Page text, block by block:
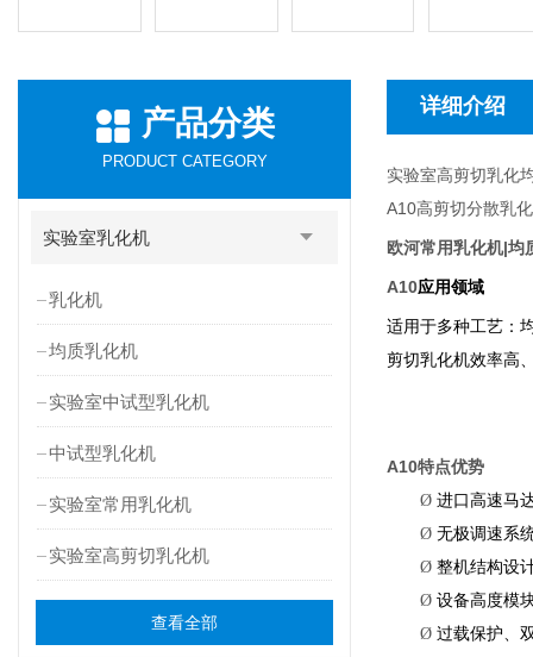
产品分类
PRODUCT CATEGORY
实验室乳化机
乳化机
均质乳化机
实验室中试型乳化机
中试型乳化机
实验室常用乳化机
实验室高剪切乳化机
查看全部
详细介绍
实验室高剪切乳化
A10高剪切分散乳
欧河常用乳化机|均
A10应用领域
适用于多种工艺：
剪切乳化机效率高
A10特点优势
Ø 进口高速马
Ø 无极调速系
Ø 整机结构设
Ø 设备高度模
Ø 过载保护、